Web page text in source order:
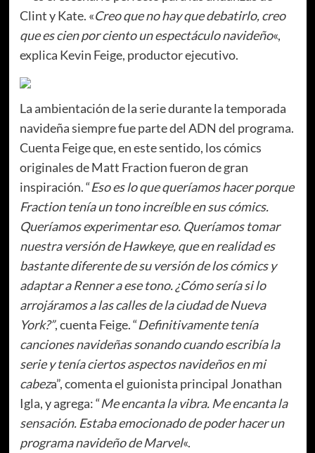
Clint y Kate. «Creo que no hay que debatirlo, creo
que es cien por ciento un espectáculo navideño«,
explica Kevin Feige, productor ejecutivo.
La ambientación de la serie durante la temporada
navideña siempre fue parte del ADN del programa.
Cuenta Feige que, en este sentido, los cómics
originales de Matt Fraction fueron de gran
inspiración. “Eso es lo que queríamos hacer porque
Fraction tenía un tono increíble en sus cómics.
Queríamos experimentar eso. Queríamos tomar
nuestra versión de Hawkeye, que en realidad es
bastante diferente de su versión de los cómics y
adaptar a Renner a ese tono. ¿Cómo sería si lo
arrojáramos a las calles de la ciudad de Nueva
York?”, cuenta Feige. “Definitivamente tenía
canciones navideñas sonando cuando escribía la
serie y tenía ciertos aspectos navideños en mi
cabeza”, comenta el guionista principal Jonathan
Igla, y agrega: “Me encanta la vibra. Me encanta la
sensación. Estaba emocionado de poder hacer un
programa navideño de Marvel«.